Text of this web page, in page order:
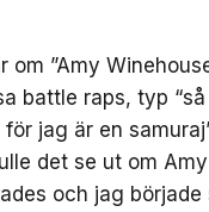
”Amy
battle raps, typ “så
jag är en
det se ut om
och jag började